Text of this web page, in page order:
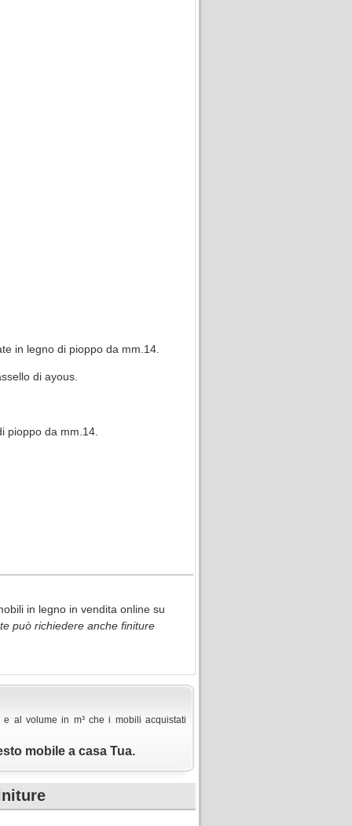
in legno di pioppo da mm.14.
di ayous.
pioppo da mm.14.
in legno in vendita online su
può richiedere anche finiture
al volume in m³ che i mobili acquistati
mobile a casa Tua.